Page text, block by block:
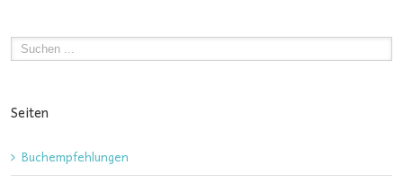
Seiten
Buchempfehlungen